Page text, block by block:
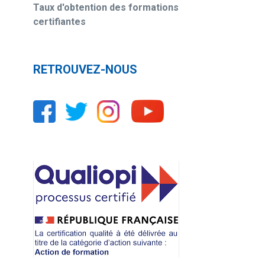
Taux d'obtention des formations
certifiantes
RETROUVEZ-NOUS